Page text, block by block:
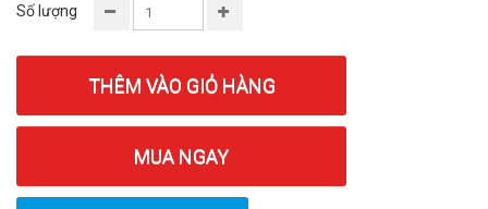
Số lượng
THÊM VÀO GIỎ HÀNG
MUA NGAY